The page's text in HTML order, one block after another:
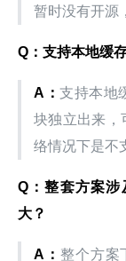
暂时没有开源
Q：支持本地缓
A：支持本地
块独立出来，
络情况下是不
Q：整套方案涉
大？
A： 整个方案